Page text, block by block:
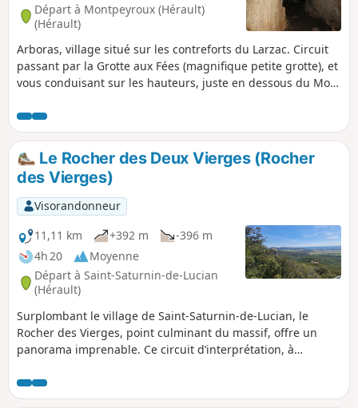
Départ à Montpeyroux (Hérault)
(Hérault)
Arboras, village situé sur les contreforts du Larzac. Circuit
passant par la Grotte aux Fées (magnifique petite grotte), et
vous conduisant sur les hauteurs, juste en dessous du Mont
Le Rocher des Deux Vierges (Rocher
des Vierges)
Visorandonneur
11,11 km
+392 m
-396 m
4h 20
Moyenne
Départ à Saint-Saturnin-de-Lucian
(Hérault)
Surplombant le village de Saint-Saturnin-de-Lucian, le
Rocher des Vierges, point culminant du massif, offre un
panorama imprenable. Ce circuit d’interprétation, à
mesure de ce site unique d’un point de vue géologique,
historique et culturel.